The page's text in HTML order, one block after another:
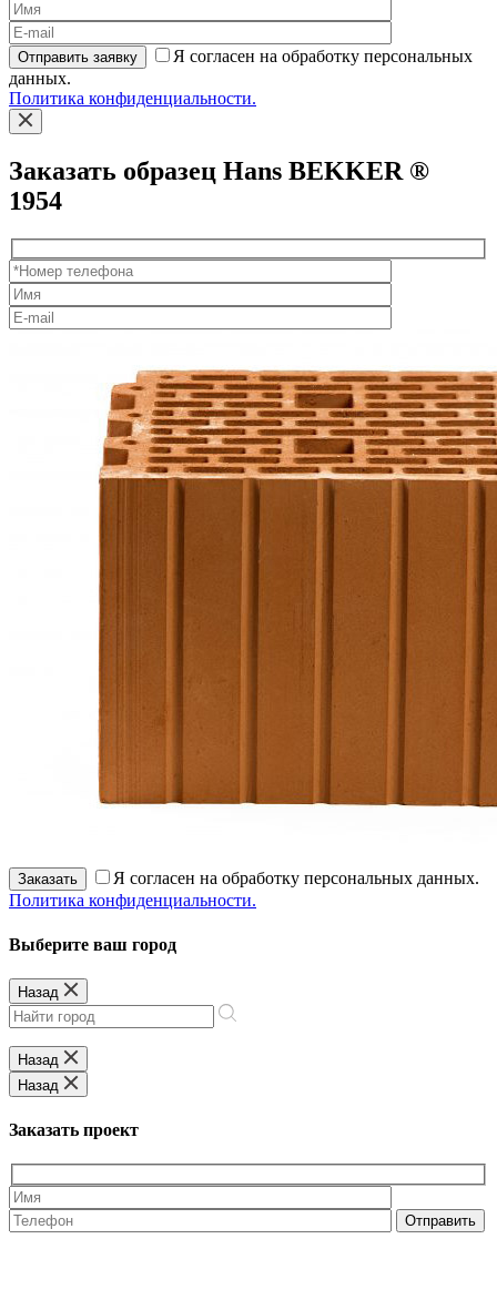
Отправить заявку
Я согласен на обработку персональных
данных.
Политика конфиденциальности.
Заказать образец Hans BEKKER ®
1954
Заказать
Я согласен на обработку персональных данных.
Политика конфиденциальности.
Выберите ваш город
Назад
Назад
Назад
Заказать проект